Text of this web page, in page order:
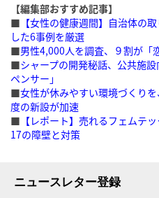
【編集部おすすめ記事】
■ 【女性の健康週間】自治体の
した6事例を厳選
■男性4,000人を調査、９割が「
■シャープの開発秘話、公共施
ペンサー」
■女性が休みやすい環境づくり
度の新設が加速
■ 【レポート】売れるフェムテ
17の障壁と対策
ニュースレター登録